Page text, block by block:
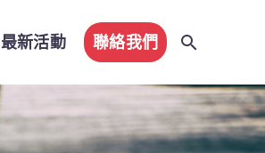
最新活動 聯絡我們